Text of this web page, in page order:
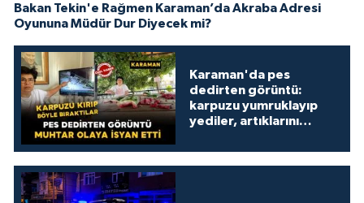
Bakan Tekin'e Rağmen Karaman’da Akraba Adresi
Oyununa Müdür Dur Diyecek mi?
Karaman'da pes
dedirten görüntü:
karpuzu yumruklayıp
yediler, artıklarını